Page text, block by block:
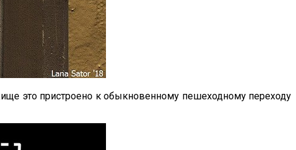
это пристроено к обыкновенному пешеходному переходу